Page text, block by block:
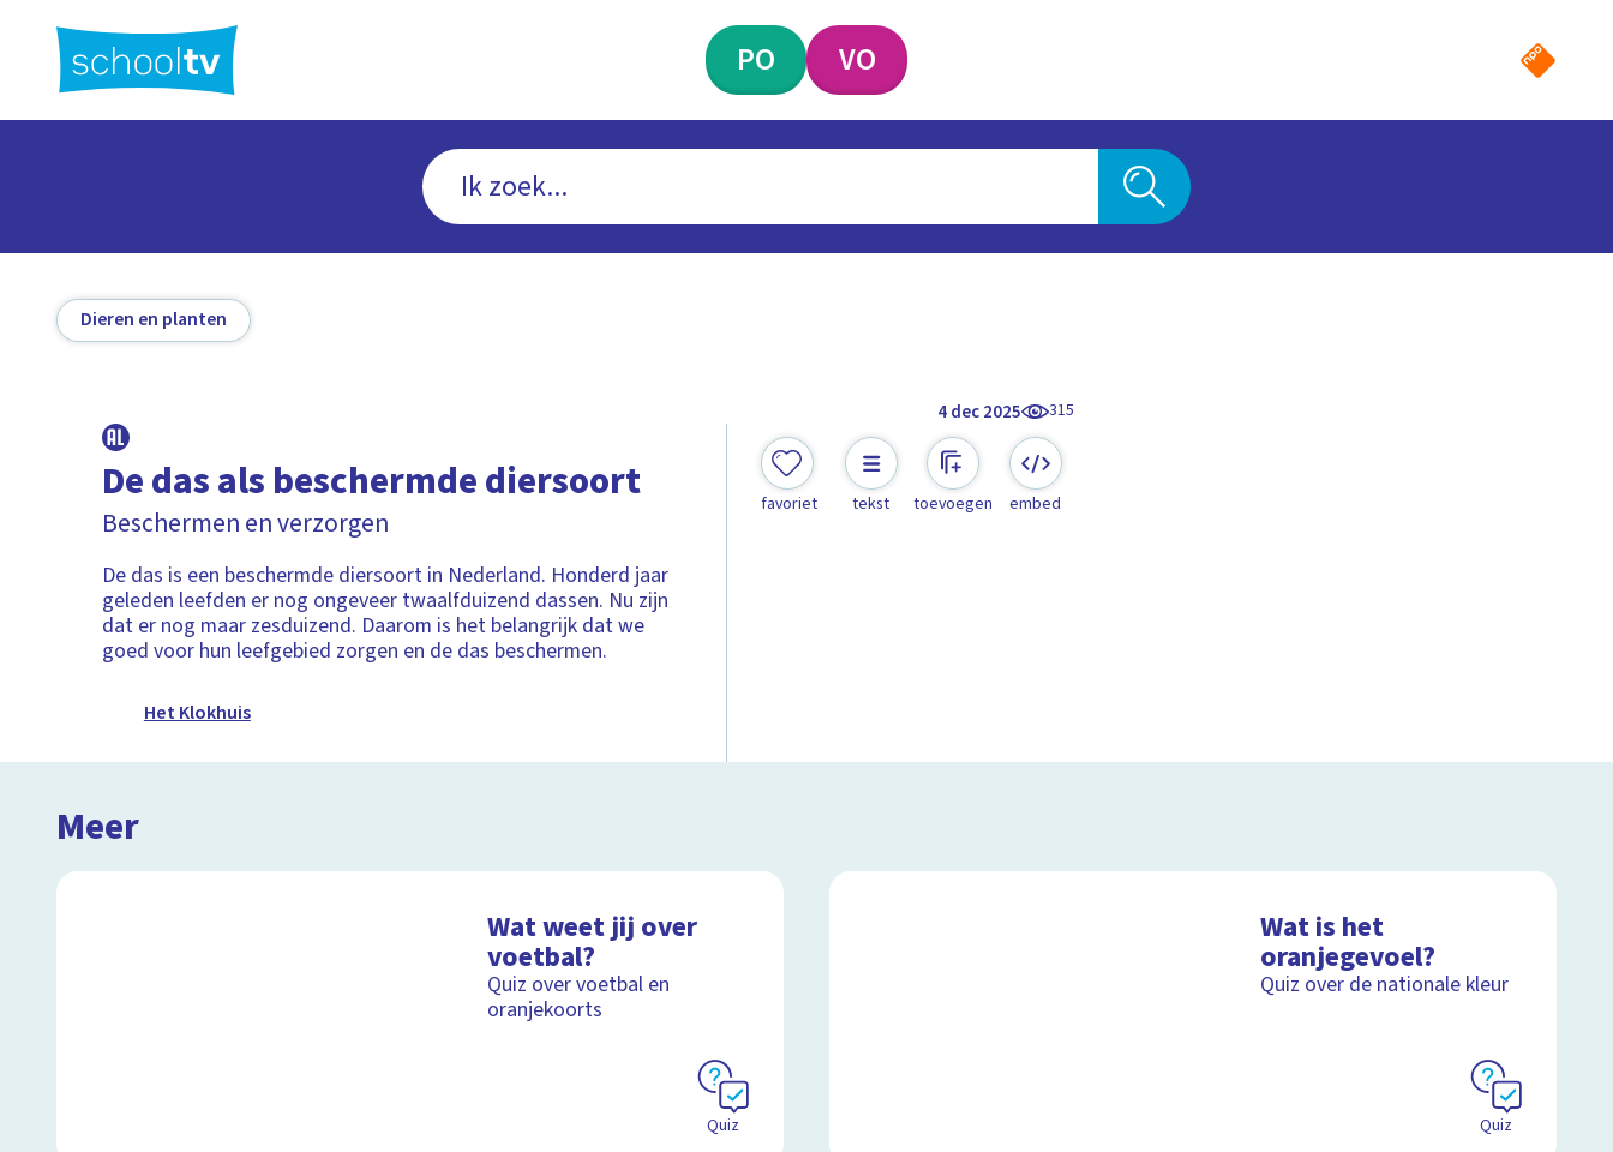
hoofdinhoud
PO VO
Dieren en planten
4 dec 2025 315
De das als beschermde diersoort
Beschermen en verzorgen
De das is een beschermde diersoort in Nederland. Honderd jaar
geleden leefden er nog ongeveer twaalfduizend dassen. Nu zijn
dat er nog maar zesduizend. Daarom is het belangrijk dat we
goed voor hun leefgebied zorgen en de das beschermen.
Het Klokhuis
favoriet tekst toevoegen embed
Meer
Wat weet jij over
voetbal?
Quiz over voetbal en
oranjekoorts
Quiz
Wat is het
oranjegevoel?
Quiz over de nationale kleur
Quiz